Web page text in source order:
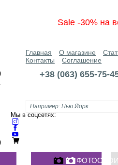
Sale -30% на
Главная О магазине
Контакты
Соглашение
+38 (063) 655-75-
Мы в соцсетях: